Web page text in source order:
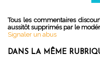
Tous les commentaires
aussitôt supprimés par le
Signaler un abus
DANS LA MÊME